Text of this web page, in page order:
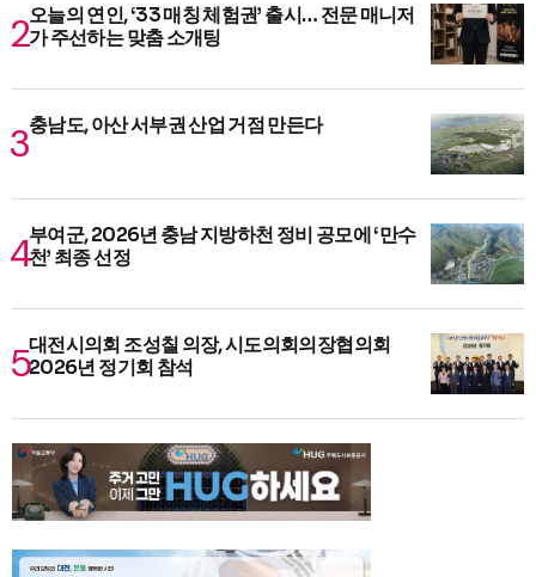
오늘의 연인, ‘33 매칭 체험권’ 출시… 전문 매니저
가 주선하는 맞춤 소개팅
충남도, 아산 서부권 산업 거점 만든다
부여군, 2026년 충남 지방하천 정비 공모에 ‘만수
천’ 최종 선정
대전시의회 조성칠 의장, 시도의회의장협의회
2026년 정기회 참석